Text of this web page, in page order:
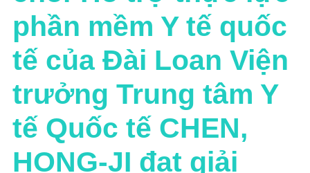
phần mềm Y tế quốc
tế của Đài Loan Viện
trưởng Trung tâm Y
tế Quốc tế CHEN,
HONG-JI đạt giải